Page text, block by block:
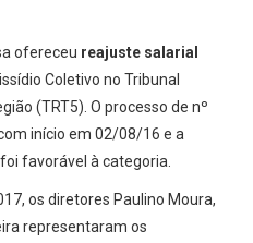
ofereceu reajuste salarial
Coletivo no Tribunal
(TRT5). O processo de nº
início em 02/08/16 e a
favorável à categoria.
os diretores Paulino Moura,
representaram os